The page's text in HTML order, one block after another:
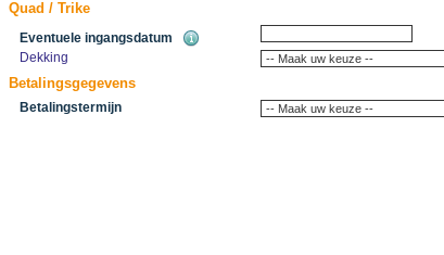
Quad / Trike
Eventuele ingangsdatum
Dekking
Betalingsgegevens
Betalingstermijn